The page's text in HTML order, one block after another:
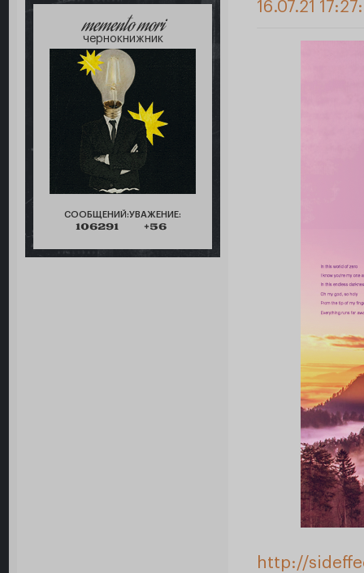
memento mori
чернокнижник
СООБЩЕНИЙ:
106291
УВАЖЕНИЕ:
+56
16.07.21
http://